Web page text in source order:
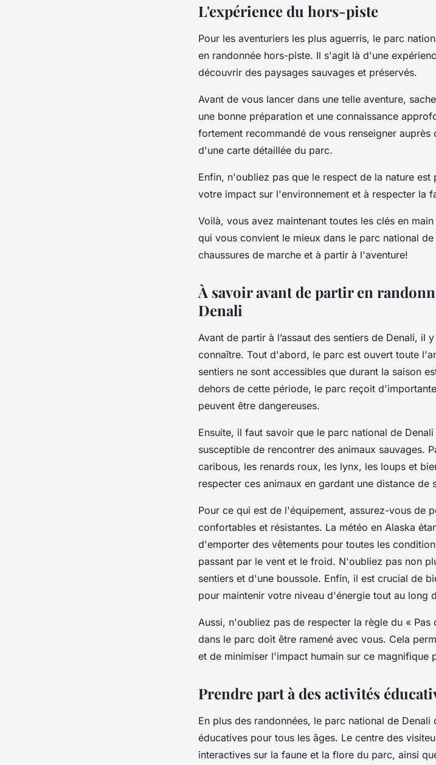
L'expérience du hors-piste
Pour les aventuriers les plus aguerris, le parc
en randonnée hors-piste. Il s'agit là d'une
découvrir des paysages sauvages et préservés.
Avant de vous lancer dans une telle aventure,
une bonne préparation et une connaissance
fortement recommandé de vous renseigner
d'une carte détaillée du parc.
Enfin, n'oubliez pas que le respect de la nature
votre impact sur l'environnement et à respecter la
Voilà, vous avez maintenant toutes les clés en
qui vous convient le mieux dans le parc national
chaussures de marche et à partir à l'aventure!
À savoir avant de partir en
Denali
Avant de partir à l’assaut des sentiers de Denali, il
connaître. Tout d'abord, le parc est ouvert toute
sentiers ne sont accessibles que durant la saison
dehors de cette période, le parc reçoit
peuvent être dangereuses.
Ensuite, il faut savoir que le parc national de
susceptible de rencontrer des animaux sauvages.
caribous, les renards roux, les lynx, les loups et
respecter ces animaux en gardant une distance de
Pour ce qui est de l'équipement, assurez-vous de
confortables et résistantes. La météo en Alaska
d'emporter des vêtements pour toutes les
passant par le vent et le froid. N'oubliez pas non
sentiers et d'une boussole. Enfin, il est crucial de
pour maintenir votre niveau d'énergie tout au long
Aussi, n'oubliez pas de respecter la règle du «
dans le parc doit être ramené avec vous. Cela
et de minimiser l'impact humain sur ce magnifique
Prendre part à des activités
En plus des randonnées, le parc national de
éducatives pour tous les âges. Le centre des
interactives sur la faune et la flore du parc, ainsi